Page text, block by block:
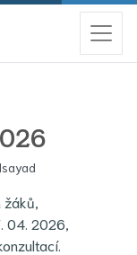
04. 2026,